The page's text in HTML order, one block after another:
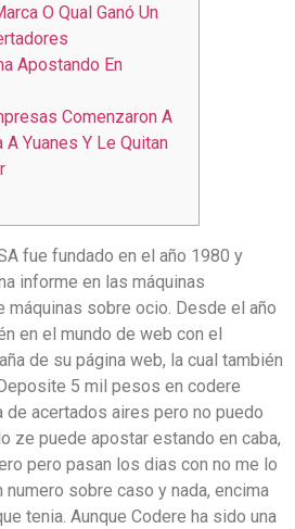
O Qual Ganó Un
Apostando En
Comenzaron A
A Yuanes Y Le Quitan
fue fundado en el año 1980 y
informe en las máquinas
máquinas sobre ocio. Desde el año
en el mundo de web con el
de su página web, la cual también
5 mil pesos en codere
acertados aires pero no puedo
ze puede apostar estando en caba,
pero pasan los dias con no me lo
numero sobre caso y nada, encima
tenia. Aunque Codere ha sido una